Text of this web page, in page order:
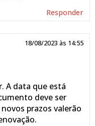
Responder
18/08/2023 às 14:55
A data que está
deve ser
prazos valerão